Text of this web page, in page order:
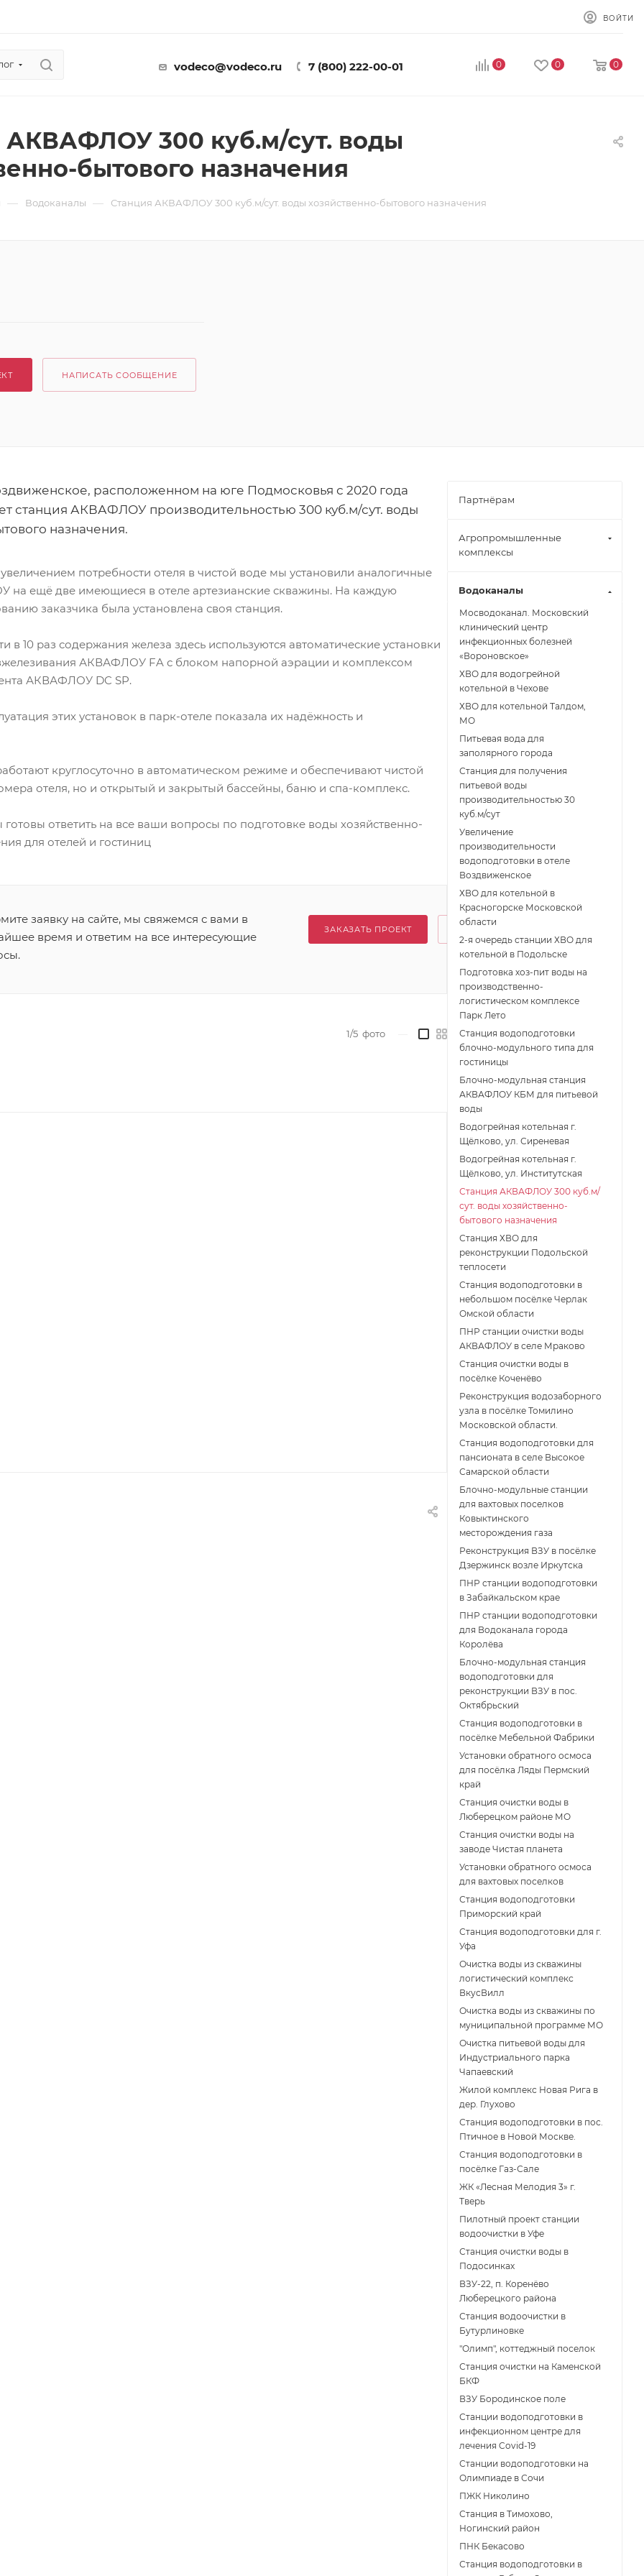
ВОЙТИ
vodeco@vodeco.ru 7 (800) 222-00-01 0 0 0
АКВАФЛОУ 300 куб.м/сут. воды
бытового назначения
— Водоканалы — Станция АКВАФЛОУ 300 куб.м/сут. воды хозяйственно-бытового назначения
НАПИСАТЬ СООБЩЕНИЕ
расположенном на юге Подмосковья с 2020 года
станция АКВАФЛОУ производительностью 300 куб.м/сут. воды
назначения.
увеличением потребности отеля в чистой воде мы установили аналогичные
на ещё две имеющиеся в отеле артезианские скважины. На каждую
заказчика была установлена своя станция.
в 10 раз содержания железа здесь используются автоматические установки
АКВАФЛОУ FA с блоком напорной аэрации и комплексом
АКВАФЛОУ DC SP.
этих установок в парк-отеле показала их надёжность и
круглосуточно в автоматическом режиме и обеспечивают чистой
отеля, но и открытый и закрытый бассейны, баню и спа-комплекс.
ответить на все ваши вопросы по подготовке воды хозяйственно-
для отелей и гостиниц
заявку на сайте, мы свяжемся с вами в
время и ответим на все интересующие
ЗАКАЗАТЬ ПРОЕКТ
1/5 фото
Партнёрам
Агропромышленные
комплексы
Водоканалы
Мосводоканал. Московский
клинический центр
инфекционных болезней
«Вороновское»
ХВО для водогрейной
котельной в Чехове
ХВО для котельной Талдом,
МО
Питьевая вода для
заполярного города
Станция для получения
питьевой воды
производительностью 30
куб.м/сут
Увеличение
производительности
водоподготовки в отеле
Воздвиженское
ХВО для котельной в
Красногорске Московской
области
2-я очередь станции ХВО для
котельной в Подольске
Подготовка хоз-пит воды на
производственно-
логистическом комплексе
Парк Лето
Станция водоподготовки
блочно-модульного типа для
гостиницы
Блочно-модульная станция
АКВАФЛОУ КБМ для питьевой
воды
Водогрейная котельная г.
Щёлково, ул. Сиреневая
Водогрейная котельная г.
Щёлково, ул. Институтская
Станция АКВАФЛОУ 300 куб.м/
сут. воды хозяйственно-
бытового назначения
Станция ХВО для
реконструкции Подольской
теплосети
Станция водоподготовки в
небольшом посёлке Черлак
Омской области
ПНР станции очистки воды
АКВАФЛОУ в селе Мраково
Станция очистки воды в
посёлке Коченёво
Реконструкция водозаборного
узла в посёлке Томилино
Московской области.
Станция водоподготовки для
пансионата в селе Высокое
Самарской области
Блочно-модульные станции
для вахтовых поселков
Ковыктинского
месторождения газа
Реконструкция ВЗУ в посёлке
Дзержинск возле Иркутска
ПНР станции водоподготовки
в Забайкальском крае
ПНР станции водоподготовки
для Водоканала города
Королёва
Блочно-модульная станция
водоподготовки для
реконструкции ВЗУ в пос.
Октябрьский
Станция водоподготовки в
посёлке Мебельной Фабрики
Установки обратного осмоса
для посёлка Ляды Пермский
край
Станция очистки воды в
Люберецком районе МО
Станция очистки воды на
заводе Чистая планета
Установки обратного осмоса
для вахтовых поселков
Станция водоподготовки
Приморский край
Станция водоподготовки для г.
Уфа
Очистка воды из скважины
логистический комплекс
ВкусВилл
Очистка воды из скважины по
муниципальной программе МО
Очистка питьевой воды для
Индустриального парка
Чапаевский
Жилой комплекс Новая Рига в
дер. Глухово
Станция водоподготовки в пос.
Птичное в Новой Москве.
Станция водоподготовки в
поcёлке Газ-Сале
ЖК «Лесная Мелодия 3» г.
Тверь
Пилотный проект станции
водоочистки в Уфе
Станция очистки воды в
Подосинках
ВЗУ-22, п. Коренёво
Люберецкого района
Станция водоочистки в
Бутурлиновке
"Олимп", коттеджный поселок
Станция очистки на Каменской
БКФ
ВЗУ Бородинское поле
Станции водоподготовки в
инфекционном центре для
лечения Covid-19
Станции водоподготовки на
Олимпиаде в Сочи
ПЖК Николино
Станция в Тимохово,
Ногинский район
ПНК Бекасово
Станция водоподготовки в